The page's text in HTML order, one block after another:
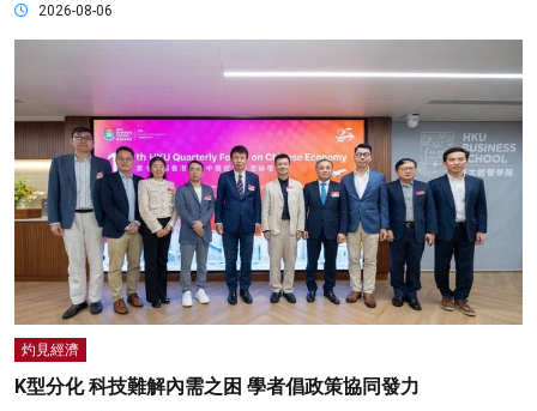
2026-08-06
灼見經濟
K型分化 科技難解內需之困 學者倡政策協同發力